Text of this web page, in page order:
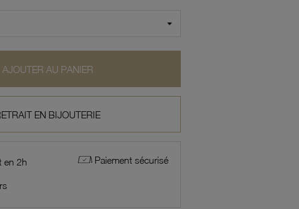
AJOUTER AU PANIER
EN BIJOUTERIE
en 2h Paiement sécurisé